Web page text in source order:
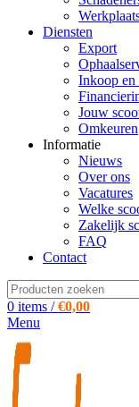
Diensten
Export
Inkoop
Jouw
Omkeuren
Informatie
Nieuws
Over ons
Vacatures
Welke
Zakelijk
FAQ
Contact
0 items / €0,00
Menu